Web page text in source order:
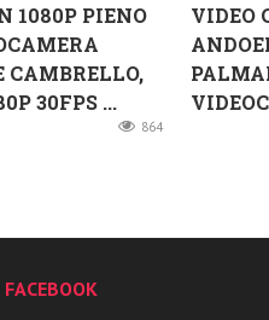
1080P PIENO
CAMBRELLO,
30FPS ...
864
VIDEO
FACEBOOK